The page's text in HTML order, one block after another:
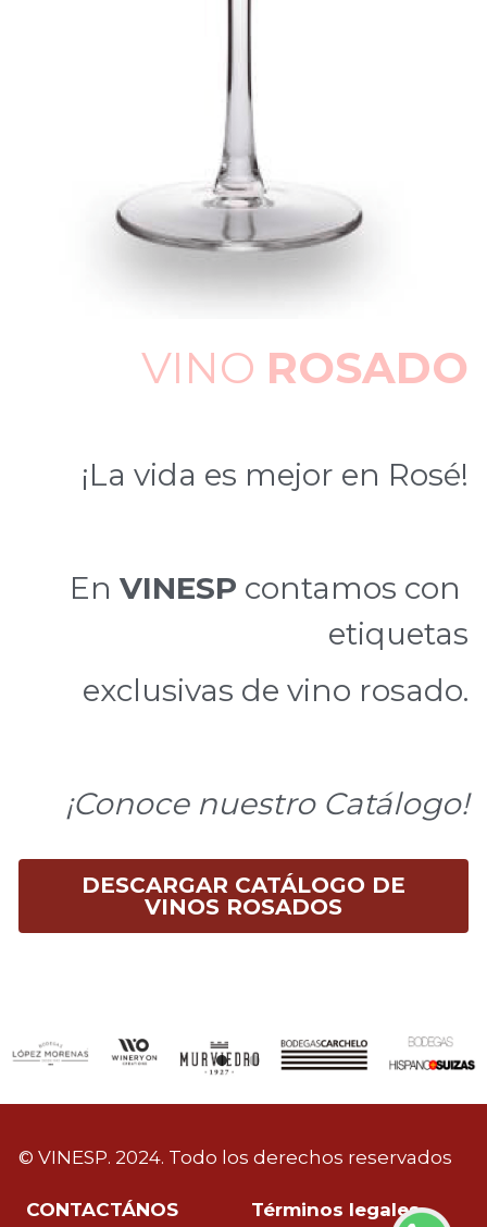
VINO ROSADO
¡La vida es mejor en Rosé!
En VINESP contamos con
etiquetas
exclusivas de vino rosado.
¡Conoce nuestro Catálogo!
DESCARGAR CATÁLOGO DE
VINOS ROSADOS
© VINESP. 2024. Todo los derechos reservados
CONTACTÁNOS Términos legales